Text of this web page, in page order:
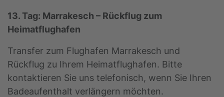
13. Tag: Marrakesch – Rückflug zum
Heimatflughafen
Transfer zum Flughafen Marrakesch und
Rückflug zu Ihrem Heimatflughafen. Bitte
kontaktieren Sie uns telefonisch, wenn Sie Ihren
Badeaufenthalt verlängern möchten.